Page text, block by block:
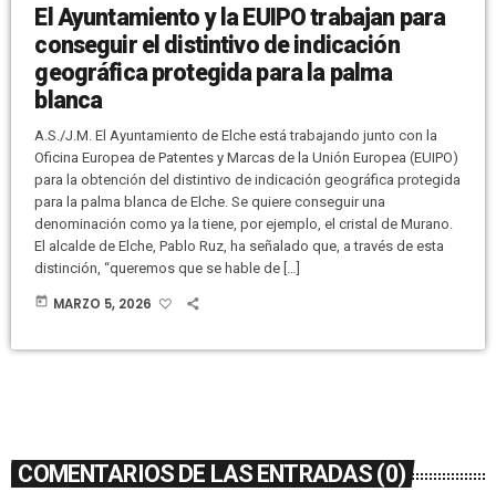
El Ayuntamiento y la EUIPO trabajan para
conseguir el distintivo de indicación
geográfica protegida para la palma
blanca
A.S./J.M. El Ayuntamiento de Elche está trabajando junto con la
Oficina Europea de Patentes y Marcas de la Unión Europea (EUIPO)
para la obtención del distintivo de indicación geográfica protegida
para la palma blanca de Elche. Se quiere conseguir una
denominación como ya la tiene, por ejemplo, el cristal de Murano.
El alcalde de Elche, Pablo Ruz, ha señalado que, a través de esta
distinción, “queremos que se hable de […]
today MARZO 5, 2026
COMENTARIOS DE LAS ENTRADAS (0)